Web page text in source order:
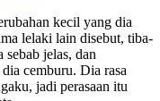
kecil yang dia
lelaki lain disebut, tiba-
jelas, dan
cemburu. Dia rasa
jadi perasaan itu